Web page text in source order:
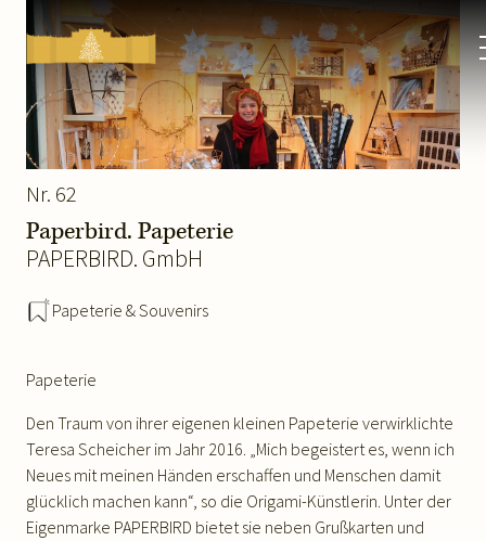
Kultur-
Weihnachtsmarkt
Schloss
Schönbrunn
Nr. 62
Paperbird. Papeterie
PAPERBIRD. GmbH
Papeterie & Souvenirs
Papeterie
Den Traum von ihrer eigenen kleinen Papeterie verwirklichte
Teresa Scheicher im Jahr 2016. „Mich begeistert es, wenn ich
Neues mit meinen Händen erschaffen und Menschen damit
glücklich machen kann“, so die Origami-Künstlerin. Unter der
Eigenmarke PAPERBIRD bietet sie neben Grußkarten und